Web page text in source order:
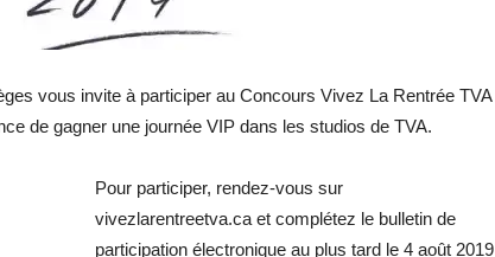
vous invite à participer au Concours Vivez La Rentrée TVA
de gagner une journée VIP dans les studios de TVA.
Pour participer, rendez-vous sur
vivezlarentreetva.ca et complétez le bulletin de
participation électronique au plus tard le 4 août 2019